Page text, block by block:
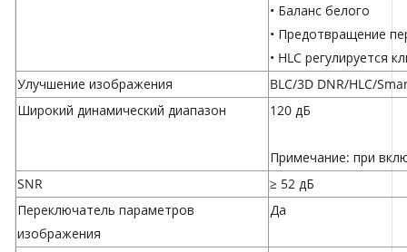
• Баланс белого
• Предотвращение
• HLC регулируется
Улучшение изображения
BLC/3D DNR/HLC/
Широкий динамический диапазон
120 дБ
Примечание: при
SNR
≥ 52 дБ
Переключатель параметров
изображения
Да